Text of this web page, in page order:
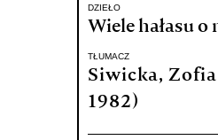
DZIEŁO
Wiele hałasu o
TŁUMACZ
Siwicka,
1982)